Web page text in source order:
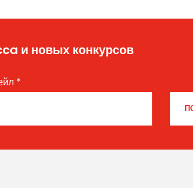
и новых конкурсов
*